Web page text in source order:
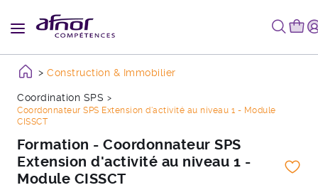
Construction & Immobilier
Coordination SPS
Coordonnateur SPS Extension d'activité au niveau 1 - Module
CISSCT
Formation - Coordonnateur SPS
Extension d'activité au niveau 1 -
Module CISSCT